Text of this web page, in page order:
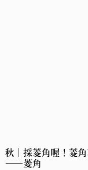
秋｜採菱角喔！菱
——菱角